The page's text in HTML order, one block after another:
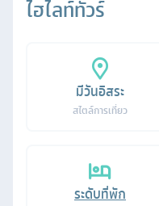
ไฮไลท์ทัวร์
มีวันอิสระ
สไตล์การเที่ยว
ระดับที่พัก